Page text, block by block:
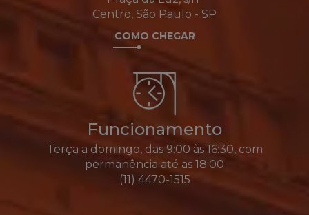
Centro, São Paulo - SP
COMO CHEGAR
Funcionamento
Terça a domingo, das 9:00 às 16:30, com
permanência até as 18:00
(11) 4470-1515